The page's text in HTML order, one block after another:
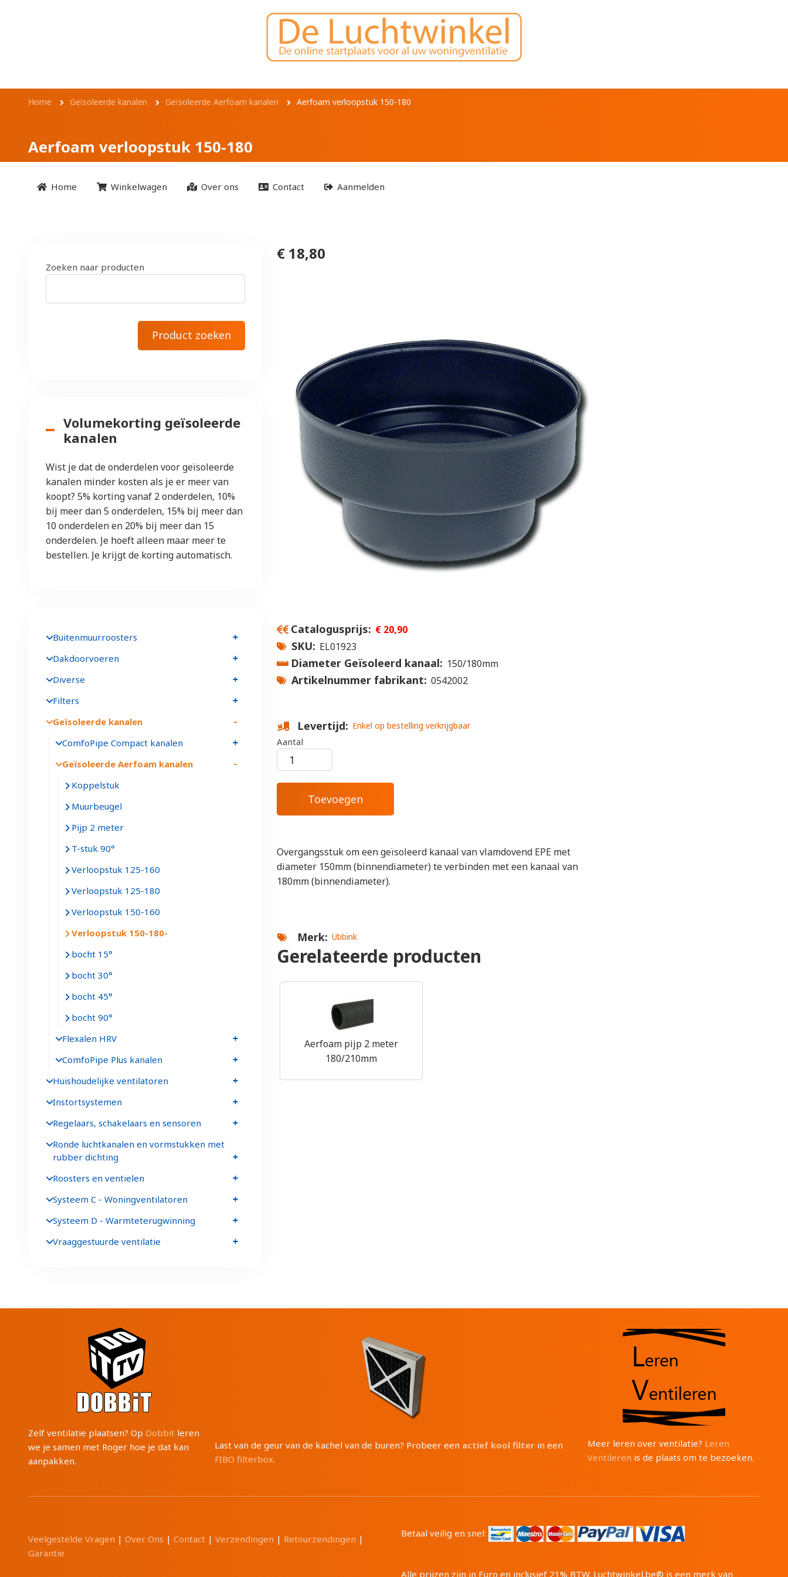
Aerfoam verloopstuk 150-180
Kruimelpad
Home Geïsoleerde kanalen Geïsoleerde Aerfoam kanalen Aerfoam verloopstuk 150-180
Aerfoam verloopstuk 150-180
Home Winkelwagen Over ons Contact Aanmelden
€ 18,80
Catalogusprijs € 20,90
SKU EL01923
Diameter Geïsoleerd kanaal 150/180mm
Artikelnummer fabrikant 0542002
Levertijd Enkel op bestelling verkrijgbaar
Aantal
Overgangsstuk om een geïsoleerd kanaal van vlamdovend EPE met
diameter 150mm (binnendiameter) te verbinden met een kanaal van
180mm (binnendiameter).
Merk Ubbink
Gerelateerde producten
Aerfoam pijp 2 meter
180/210mm
Zoeken naar producten
Volumekorting geïsoleerde
kanalen
Wist je dat de onderdelen voor geïsoleerde
kanalen minder kosten als je er meer van
koopt? 5% korting vanaf 2 onderdelen, 10%
bij meer dan 5 onderdelen, 15% bij meer dan
10 onderdelen en 20% bij meer dan 15
onderdelen. Je hoeft alleen maar meer te
bestellen. Je krijgt de korting automatisch.
Buitenmuurroosters
Dakdoorvoeren
Diverse
Filters
Geïsoleerde kanalen
ComfoPipe Compact kanalen
Geïsoleerde Aerfoam kanalen
Koppelstuk
Muurbeugel
Pijp 2 meter
T-stuk 90°
Verloopstuk 125-160
Verloopstuk 125-180
Verloopstuk 150-160
Verloopstuk 150-180
bocht 15°
bocht 30°
bocht 45°
bocht 90°
Flexalen HRV
ComfoPipe Plus kanalen
Huishoudelijke ventilatoren
Instortsystemen
Regelaars, schakelaars en sensoren
Ronde luchtkanalen en vormstukken met
rubber dichting
Roosters en ventielen
Systeem C - Woningventilatoren
Systeem D - Warmteterugwinning
Vraaggestuurde ventilatie
Zelf ventilatie plaatsen? Op Dobbit leren
we je samen met Roger hoe je dat kan
aanpakken.
Last van de geur van de kachel van de buren? Probeer een actief kool filter in een
FIBO filterbox.
Meer leren over ventilatie? Leren
Ventileren is de plaats om te bezoeken.
Veelgestelde Vragen | Over Ons | Contact | Verzendingen | Retourzendingen |
Garantie
Betaal veilig en snel:
Alle prijzen zijn in Euro en inclusief 21% BTW. Luchtwinkel.be® is een merk van